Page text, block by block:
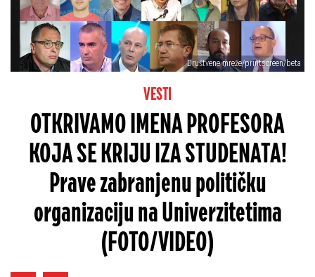
Društvene mreže/printscreen/beta
VESTI
OTKRIVAMO IMENA PROFESORA
KOJA SE KRIJU IZA STUDENATA!
Prave zabranjenu političku
organizaciju na Univerzitetima
(FOTO/VIDEO)